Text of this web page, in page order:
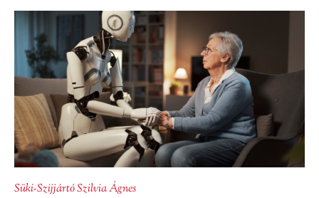
Süki-Szijjártó Szilvia Ágnes